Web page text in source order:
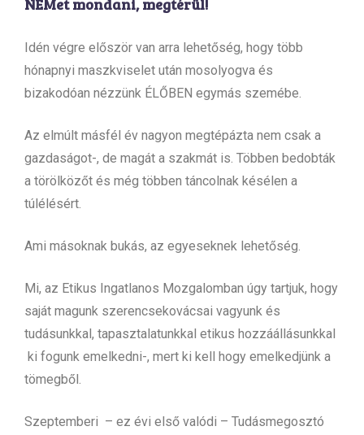
NEMet mondani, megtérül!
Idén végre először van arra lehetőség, hogy több
hónapnyi maszkviselet után mosolyogva és
bizakodóan nézzünk ÉLŐBEN egymás szemébe.
Az elmúlt másfél év nagyon megtépázta nem csak a
gazdaságot-, de magát a szakmát is. Többen bedobták
a törölközőt és még többen táncolnak késélen a
túlélésért.
Ami másoknak bukás, az egyeseknek lehetőség.
Mi, az Etikus Ingatlanos Mozgalomban úgy tartjuk, hogy
saját magunk szerencsekovácsai vagyunk és
tudásunkkal, tapasztalatunkkal etikus hozzáállásunkkal
ki fogunk emelkedni-, mert ki kell hogy emelkedjünk a
tömegből.
Szeptemberi – ez évi első valódi – Tudásmegosztó